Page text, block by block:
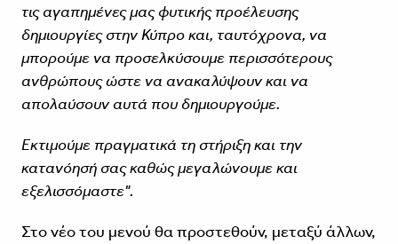
τις αγαπημένες μας φυτικής προέλευσης
δημιουργίες στην Κύπρο και, ταυτόχρονα, να
μπορούμε να προσελκύσουμε περισσότερους
ανθρώπους ώστε να ανακαλύψουν και να
απολαύσουν αυτά που δημιουργούμε.
Εκτιμούμε πραγματικά τη στήριξη και την
κατανόησή σας καθώς μεγαλώνουμε και
εξελισσόμαστε".
Στο νέο του μενού θα προστεθούν, μεταξύ άλλων,